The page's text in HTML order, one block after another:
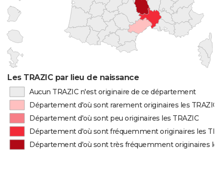
Les TRAZIC par lieu de naissance
Aucun TRAZIC n'est originaire de ce département
Département d'où sont rarement originaires les TRAZIC
Département d'où sont peu originaires les TRAZIC
Département d'où sont fréquemment originaires les
Département d'où sont très fréquemment originaires